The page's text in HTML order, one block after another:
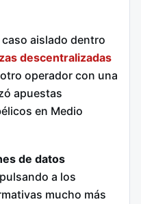
aislado dentro
descentralizadas
operador con una
apuestas
en Medio
de datos
a los
mucho más